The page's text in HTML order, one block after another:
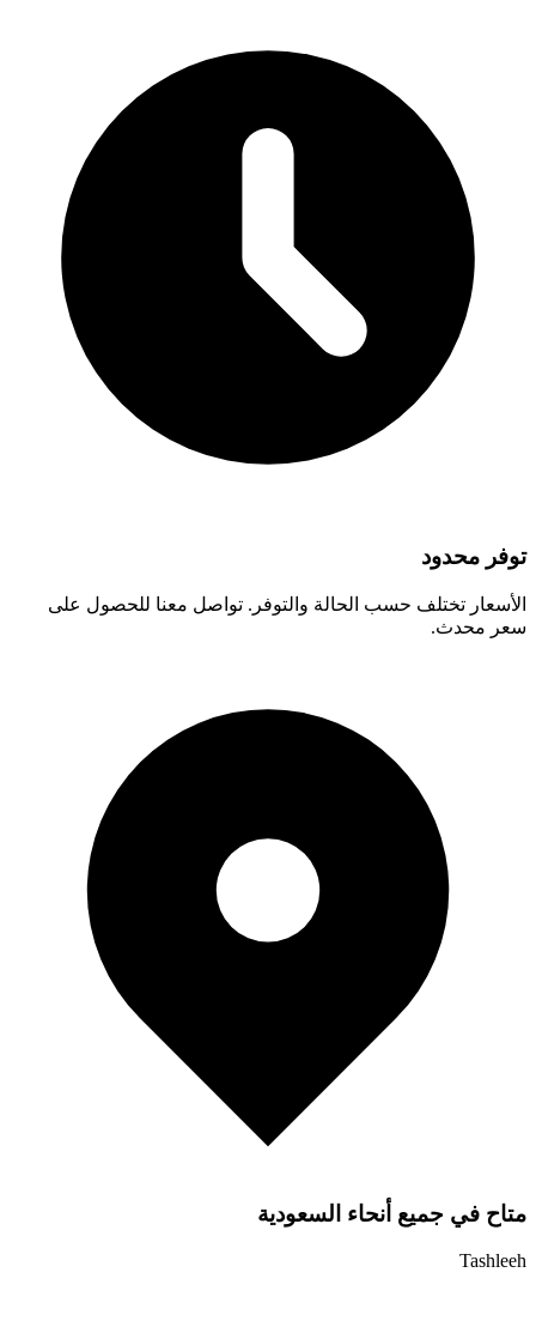
توفر محدود
الأسعار تختلف حسب الحالة والتوفر. تواصل معنا للحصول على
سعر محدث.
متاح في جميع أنحاء السعودية
Tashleeh